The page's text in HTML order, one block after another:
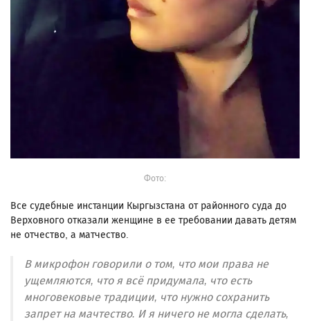
Фото:
Все судебные инстанции Кыргызстана от районного суда до
Верховного отказали женщине в ее требовании давать детям
не отчество, а матчество.
В микрофон говорили о том, что мои права не
ущемляются, что я всё придумала, что есть
многовековые традиции, что нужно сохранить
запрет на мачтество. И я ничего не могла сделать,